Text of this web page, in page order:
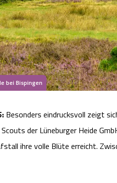
bei Bispingen
Besonders eindrucksvoll zeigt
der Lüneburger Heide
ihre volle Blüte erreicht.